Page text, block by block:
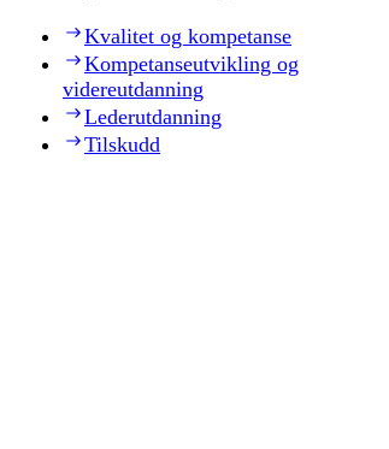
Kvalitet og kompetanse
Kompetanseutvikling og
videreutdanning
Lederutdanning
Tilskudd